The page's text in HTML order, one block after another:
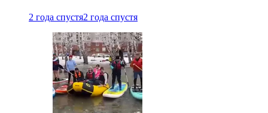
2 года спустя2 года спустя